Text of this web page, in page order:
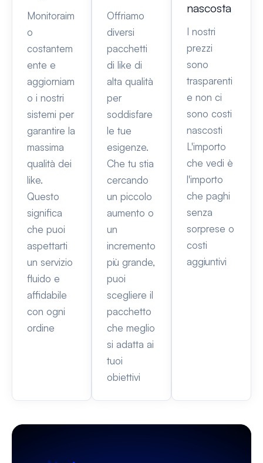
Monitoraim
o
costantem
ente e
aggiorniam
o i nostri
sistemi per
garantire la
massima
qualità dei
like.
Questo
significa
che puoi
aspettarti
un servizio
fluido e
affidabile
con ogni
ordine
Offriamo
diversi
pacchetti
di like di
alta qualità
per
soddisfare
le tue
esigenze.
Che tu stia
cercando
un piccolo
aumento o
un
incremento
più grande,
puoi
scegliere il
pacchetto
che meglio
si adatta ai
tuoi
obiettivi
nascosta
I nostri
prezzi
sono
trasparenti
e non ci
sono costi
nascosti
L'importo
che vedi è
l'importo
che paghi
senza
sorprese o
costi
aggiuntivi